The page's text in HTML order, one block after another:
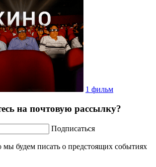
1 фильм
на почтовую рассылку?
Подписаться
мы будем писать о предстоящих событиях